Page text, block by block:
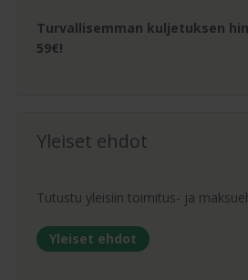
Turvallisemman kuljetuksen
59€!
Yleiset ehdot
Tutustu yleisiin toimitus- ja
Yleiset ehdot